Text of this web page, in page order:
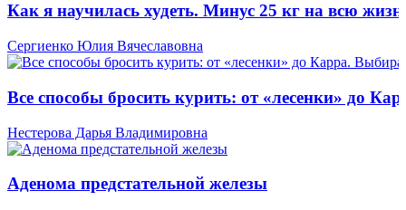
Как я научилась худеть. Минус 25 кг на всю
Сергиенко Юлия Вячеславовна
Все способы бросить курить: от «лесенки» до
Нестерова Дарья Владимировна
Аденома предстательной железы